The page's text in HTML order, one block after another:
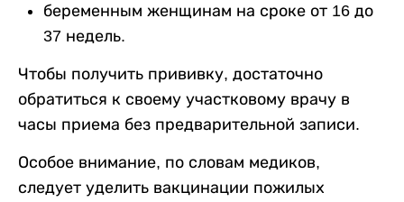
беременным женщинам на сроке от 16 до
37 недель.
Чтобы получить прививку, достаточно
обратиться к своему участковому врачу в
часы приема без предварительной записи.
Особое внимание, по словам медиков,
следует уделить вакцинации пожилых